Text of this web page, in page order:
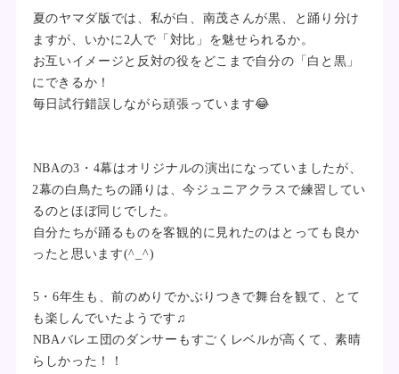
夏のヤマダ版では、私が白、南茂さんが黒、と踊り分け
ますが、いかに2人で「対比」を魅せられるか。
お互いイメージと反対の役をどこまで自分の「白と黒」
にできるか！
毎日試行錯誤しながら頑張っています😂
NBAの3・4幕はオリジナルの演出になっていましたが、
2幕の白鳥たちの踊りは、今ジュニアクラスで練習してい
るのとほぼ同じでした。
自分たちが踊るものを客観的に見れたのはとっても良か
ったと思います(^_^)
5・6年生も、前のめりでかぶりつきで舞台を観て、とて
も楽しんでいたようです♫
NBAバレエ団のダンサーもすごくレベルが高くて、素晴
らしかった！！